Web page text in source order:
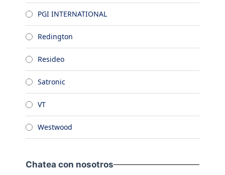
PGI INTERNATIONAL
Redington
Resideo
Satronic
VT
Westwood
Chatea con nosotros